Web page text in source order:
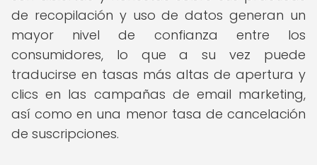
de recopilación y uso de datos generan un
mayor nivel de confianza entre los
consumidores, lo que a su vez puede
traducirse en tasas más altas de apertura y
clics en las campañas de email marketing,
así como en una menor tasa de cancelación
de suscripciones.